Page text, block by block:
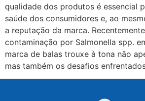
qualidade dos produtos é essencial
saúde dos consumidores e, ao
a reputação da marca.
contaminação por Salmonella spp.
marca de balas trouxe à tona não
mas também os desafios